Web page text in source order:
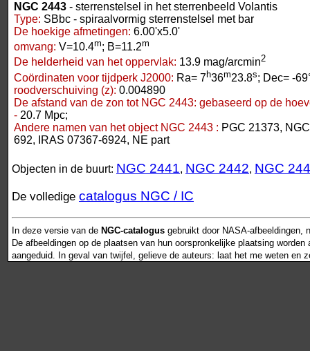
NGC 2443 - sterrenstelsel in het sterrenbeeld Volantis
Type: SBbc - spiraalvormig sterrenstelsel met bar
De hoekige afmetingen: 6.00'x5.0'
omvang: V=10.4m; B=11.2m
De helderheid van het oppervlak: 13.9 mag/arcmin2
Coördinaten voor tijdperk J2000: Ra= 7h36m23.8s; Dec= -
roodverschuiving (z): 0.004890
De afstand van de zon tot NGC 2443: gebaseerd op de
- 20.7 Mpc;
Andere namen van het object NGC 2443 : PGC 21373,
692, IRAS 07367-6924, NE part
Objecten in de buurt: NGC 2441, NGC 2442, NGC
De volledige catalogus NGC / IC
In deze versie van de NGC-catalogus gebruikt door NASA-afbeeldingen,
De afbeeldingen op de plaatsen van hun oorspronkelijke plaatsing
aangeduid. In geval van twijfel, gelieve de auteurs: laat het me weten en